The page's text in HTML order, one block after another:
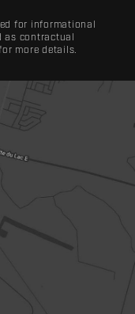
for informational
as contractual
more details.